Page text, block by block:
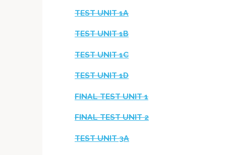
TEST UNIT 1A
TEST UNIT 1B
TEST UNIT 1C
TEST UNIT 1D
FINAL TEST UNIT 1
FINAL TEST UNIT 2
TEST UNIT 3A